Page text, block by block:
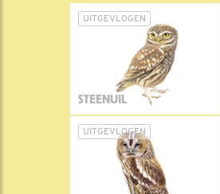
UITGEVLOGEN
STEENUIL
UITGEVLOGEN